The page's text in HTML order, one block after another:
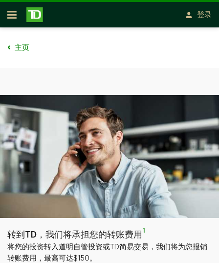
跳转到主要内容
开放式房屋贷款
登录
主页
转到TD，我们将承担您的转账费用 1
将您的投资转入道明自管投资或TD简易交易 ，我们将为您报销
转账费用，最高可达$150。